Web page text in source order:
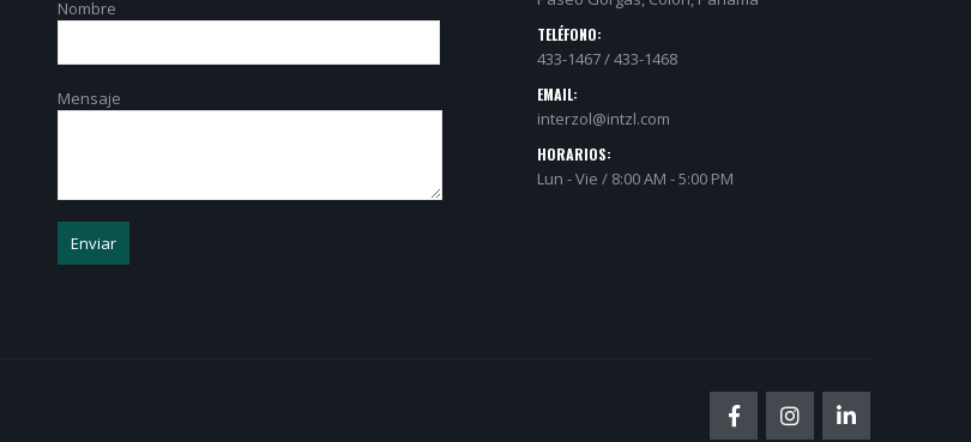
Nombre
Mensaje
TELÉFONO:
433-1467 / 433-1468
EMAIL:
interzol@intzl.com
HORARIOS:
Lun - Vie / 8:00 AM - 5:00 PM